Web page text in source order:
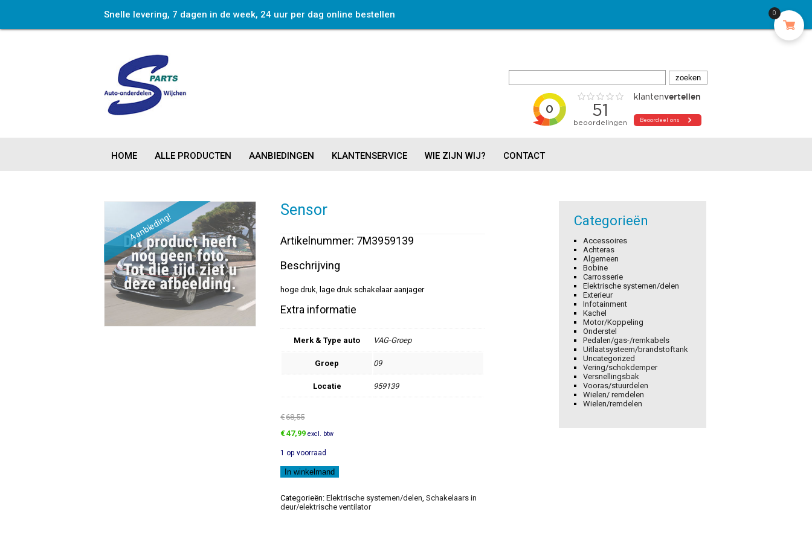
Snelle levering, 7 dagen in de week, 24 uur per dag online bestellen
HOME ALLE PRODUCTEN AANBIEDINGEN KLANTENSERVICE WIE ZIJN WIJ? CONTACT
Aanbieding!
Sensor
Artikelnummer: 7M3959139
Beschrijving
hoge druk, lage druk schakelaar aanjager
Extra informatie
Merk & Type auto VAG-Groep
Groep 09
Locatie 959139
€68,55
Oorspronkelijke
was:
€68,55.
€47,99Huidige
is:
€47,99.
excl. btw
1 op voorraad
Sensor
aantal
In winkelmand
Categorieën:Elektrische systemen/delen ,Schakelaars in
deur/elektrische ventilator
Categorieën
Accessoires
Achteras
Algemeen
Bobine
Carrosserie
Elektrische systemen/delen
Exterieur
Infotainment
Kachel
Motor/Koppeling
Onderstel
Pedalen/gas-/remkabels
Uitlaatsysteem/brandstoftank
Uncategorized
Vering/schokdemper
Versnellingsbak
Vooras/stuurdelen
Wielen/ remdelen
Wielen/remdelen
0